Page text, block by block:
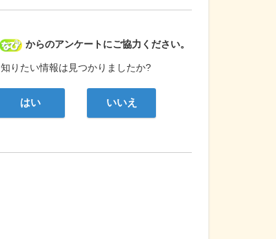
病院なび
からのアンケートにご協力ください。
知りたい情報は見つかりましたか?
はい いいえ